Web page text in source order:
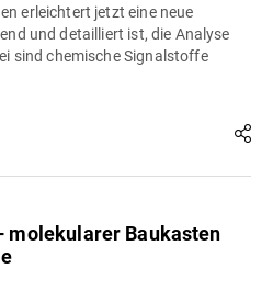
erleichtert jetzt eine neue
und detailliert ist, die Analyse
sind chemische Signalstoffe
molekularer Baukasten